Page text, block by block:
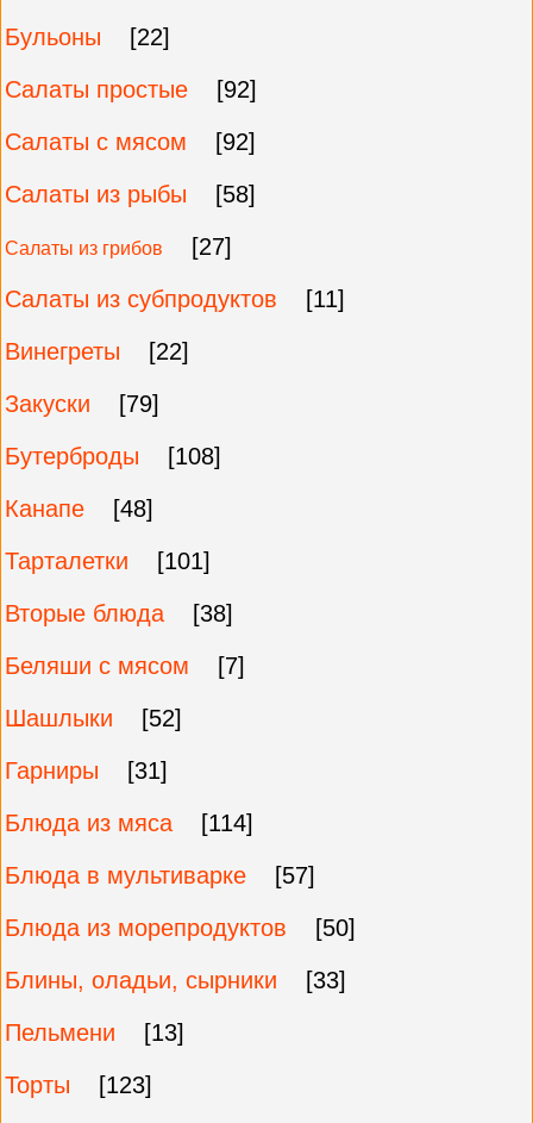
Бульоны
[22]
Салаты простые
[92]
Салаты с мясом
[92]
Салаты из рыбы
[58]
Салаты из грибов
[27]
Салаты из субпродуктов
[11]
Винегреты
[22]
Закуски
[79]
Бутерброды
[108]
Канапе
[48]
Тарталетки
[101]
Вторые блюда
[38]
Беляши с мясом
[7]
Шашлыки
[52]
Гарниры
[31]
Блюда из мяса
[114]
Блюда в мультиварке
[57]
Блюда из морепродуктов
[50]
Блины, оладьи, сырники
[33]
Пельмени
[13]
Торты
[123]